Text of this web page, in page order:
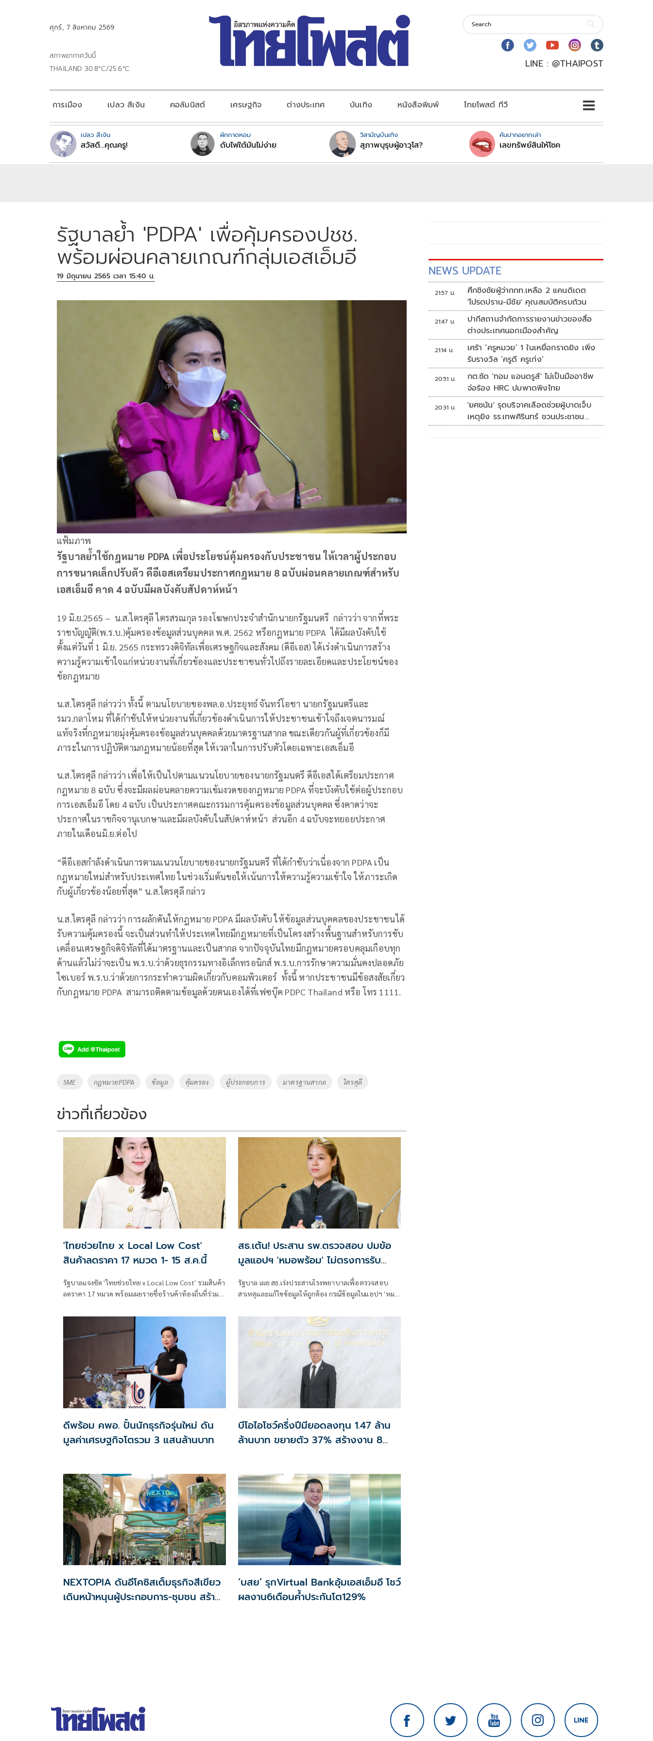
ศุกร์, 7 สิงหาคม 2569
สภาพอากาศวันนี้
THAILAND 30.8°C/25.6°C
LINE : @THAIPOST
การเมือง เปลว สีเงิน คอลัมนิสต์ เศรษฐกิจ ต่างประเทศ บันเทิง หนังสือพิมพ์ ไทยโพสต์ ทีวี
เปลว สีเงิน
สวัสดี...คุณครู!
ผักกาดหอม
ดับไฟใต้มันไม่ง่าย
วิสามัญบันเทิง
สุภาพบุรุษผู้อาวุโส?
คันปากอยากเล่า
เลขทรัพย์สินให้โชค
รัฐบาลย้ำ 'PDPA' เพื่อคุ้มครองปชช.
พร้อมผ่อนคลายเกณฑ์กลุ่มเอสเอ็มอี
19 มิถุนายน 2565 เวลา 15:40 น.
แฟ้มภาพ
รัฐบาลย้ำใช้กฎหมาย PDPA เพื่อประโยชน์คุ้มครองกับประชาชน ให้เวลาผู้ประกอบ
การขนาดเล็กปรับตัว ดีอีเอสเตรียมประกาศกฎหมาย 8 ฉบับผ่อนคลายเกณฑ์สำหรับ
เอสเอ็มอี คาด 4 ฉบับมีผลบังคับสัปดาห์หน้า
19 มิ.ย.2565 – น.ส.ไตรศุลี ไตรสรณกุล รองโฆษกประจำสำนักนายกรัฐมนตรี กล่าวว่า จากที่พระ
ราชบัญญัติ(พ.ร.บ.)คุ้มครองข้อมูลส่วนบุคคล พ.ศ. 2562 หรือกฎหมาย PDPA ได้มีผลบังคับใช้
ตั้งแต่วันที่ 1 มิ.ย. 2565 กระทรวงดิจิทัลเพื่อเศรษฐกิจและสังคม (ดีอีเอส) ได้เร่งดำเนินการสร้าง
ความรู้ความเข้าใจแก่หน่วยงานที่เกี่ยวข้องและประชาชนทั่วไปถึงรายละเอียดและประโยชน์ของ
ข้อกฎหมาย
น.ส.ไตรศุลี กล่าวว่า ทั้งนี้ ตามนโยบายของพล.อ.ประยุทธ์ จันทร์โอชา นายกรัฐมนตรีและ
รมว.กลาโหม ที่ได้กำชับให้หน่วยงานที่เกี่ยวข้องดำเนินการให้ประชาชนเข้าใจถึงเจตนารมณ์
แท้จริงที่กฎหมายมุ่งคุ้มครองข้อมูลส่วนบุคคลด้วยมาตรฐานสากล ขณะเดียวกันผู้ที่เกี่ยวข้องก็มี
ภาระในการปฏิบัติตามกฎหมายน้อยที่สุด ให้เวลาในการปรับตัวโดยเฉพาะเอสเอ็มอี
น.ส.ไตรศุลี กล่าวว่า เพื่อให้เป็นไปตามแนวนโยบายของนายกรัฐมนตรี ดีอีเอสได้เตรียมประกาศ
กฎหมาย 8 ฉบับ ซึ่งจะมีผลผ่อนคลายความเข้มงวดของกฎหมาย PDPA ที่จะบังคับใช้ต่อผู้ประกอบ
การเอสเอ็มอี โดย 4 ฉบับ เป็นประกาศคณะกรรมการคุ้มครองข้อมูลส่วนบุคคล ซึ่งคาดว่าจะ
ประกาศในราชกิจจานุเบกษาและมีผลบังคับในสัปดาห์หน้า ส่วนอีก 4 ฉบับจะทยอยประกาศ
ภายในเดือนมิ.ย.ต่อไป
“ดีอีเอสกำลังดำเนินการตามแนวนโยบายของนายกรัฐมนตรี ที่ได้กำชับว่าเนื่องจาก PDPA เป็น
กฎหมายใหม่สำหรับประเทศไทย ในช่วงเริ่มต้นขอให้เน้นการให้ความรู้ความเข้าใจ ให้ภาระเกิด
กับผู้เกี่ยวข้องน้อยที่สุด” น.ส.ไตรศุลี กล่าว
น.ส.ไตรศุลี กล่าวว่า การผลักดันให้กฎหมาย PDPA มีผลบังคับ ให้ข้อมูลส่วนบุคคลของประชาชนได้
รับความคุ้มครองนี้ จะเป็นส่วนทำให้ประเทศไทยมีกฎหมายที่เป็นโครงสร้างพื้นฐานสำหรับการขับ
เคลื่อนเศรษฐกิจดิจิทัลที่ได้มาตรฐานและเป็นสากล จากปัจจุบันไทยมีกฎหมายครอบคลุมเกือบทุก
ด้านแล้วไม่ว่าจะเป็น พ.ร.บ.ว่าด้วยธุรกรรมทางอิเล็กทรอนิกส์ พ.ร.บ.การรักษาความมั่นคงปลอดภัย
ไซเบอร์ พ.ร.บ.ว่าด้วยการกระทำความผิดเกี่ยวกับคอมพิวเตอร์ ทั้งนี้ หากประชาชนมีข้อสงสัยเกี่ยว
กับกฎหมาย PDPA สามารถติดตามข้อมูลด้วยตนเองได้ที่เฟซบุ๊ค PDPC Thailand หรือ โทร 1111.
Tags
SME กฎหมายPDPA ข้อมูล คุ้มครอง ผู้ประกอบการ มาตรฐานสากล ไตรศุลี
ข่าวที่เกี่ยวข้อง
'ไทยช่วยไทย x Local Low Cost'
สินค้าลดราคา 17 หมวด 1- 15 ส.ค.นี้
รัฐบาลแจงชัด 'ไทยช่วยไทย x Local Low Cost' รวมสินค้า
ลดราคา 17 หมวด พร้อมเผยรายชื่อร้านค้าท้องถิ่นที่ร่วม
สธ.เต้น! ประสาน รพ.ตรวจสอบ ปมข้อ
มูลแอปฯ 'หมอพร้อม' ไม่ตรงการรับ
รัฐบาล เผย สธ.เร่งประสานโรงพยาบาลเพื่อตรวจสอบ
สาเหตุและแก้ไขข้อมูลให้ถูกต้อง กรณีข้อมูลในแอปฯ 'หมอ
ดีพร้อม คพอ. ปั้นนักธุรกิจรุ่นใหม่ ดัน
มูลค่าเศรษฐกิจโตรวม 3 แสนล้านบาท
บีโอไอโชว์ครึ่งปีมียอดลงทุน 1.47 ล้าน
ล้านบาท ขยายตัว 37% สร้างงาน 8
NEXTOPIA ดันอีโคซิสเต็มธุรกิจสีเขียว
เดินหน้าหนุนผู้ประกอบการ-ชุมชน สร้าง
‘บสย’ รุกVirtual Bankอุ้มเอสเอ็มอี โชว์
ผลงาน6เดือนค้ำประกันโต129%
NEWS UPDATE
21:57 น.
ศึกชิงชัยผู้ว่ากกท.เหลือ 2 แคนดิเดต
'โปรดปราน-มีชัย' คุณสมบัติครบถ้วน
21:47 น.
ปากีสถานจำกัดการรายงานข่าวของสื่อ
ต่างประเทศนอกเมืองสำคัญ
21:14 น.
เศร้า ‘ครูหมวย’ 1 ในเหยื่อกราดยิง เพิ่ง
รับรางวัล ‘ครูดี ครูเก่ง’
20:51 น.
กต.ซัด 'ทอม แอนดรูส์' ไม่เป็นมืออาชีพ
จ่อร้อง HRC ปมพาดพิงไทย
20:31 น.
'ยศชนัน' รุดบริจาคเลือดช่วยผู้บาดเจ็บ
เหตุยิง รร.เทพศิรินทร์ ชวนประชาชน
ร่วมบริจาค